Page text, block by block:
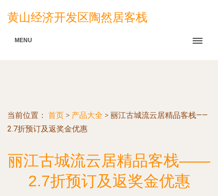
黄山经济开发区陶然居客栈
MENU
当前位置： 首页 > 产品大全 > 丽江古城流云居精品客栈——
2.7折预订及返奖金优惠
丽江古城流云居精品客栈——
2.7折预订及返奖金优惠